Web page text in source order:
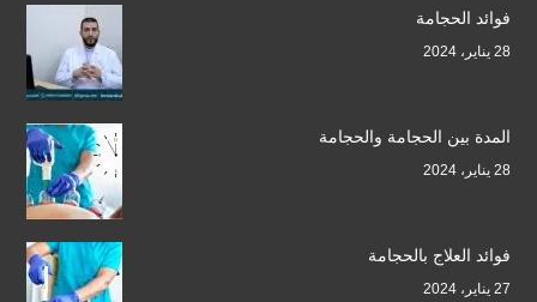
فوائد الحجامة
28 يناير، 2024
المدة بين الحجامة والحجامة
28 يناير، 2024
فوائد العلاج بالحجامة
27 يناير، 2024